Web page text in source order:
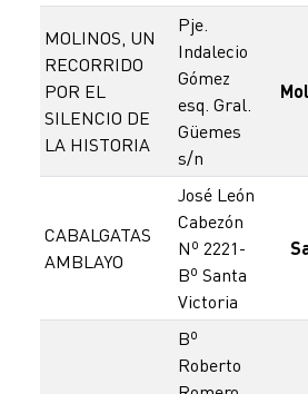
MOLINOS, UN
RECORRIDO
POR EL
SILENCIO DE
LA HISTORIA
Pje.
Indalecio
Gómez
esq. Gral.
Güemes
s/n
CABALGATAS
AMBLAYO
José León
Cabezón
Nº 2221-
Bº Santa
Victoria
Bº
Roberto